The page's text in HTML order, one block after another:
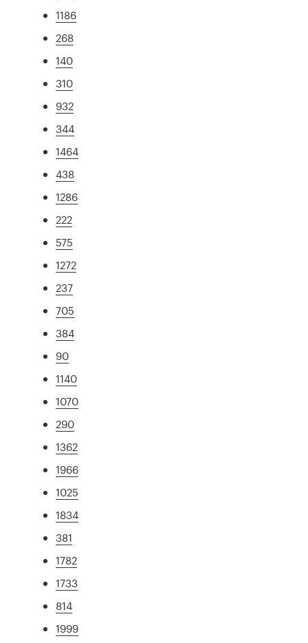
1186
268
140
310
932
344
1464
438
1286
222
575
1272
237
705
384
90
1140
1070
290
1362
1966
1025
1834
381
1782
1733
814
1999